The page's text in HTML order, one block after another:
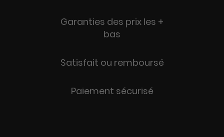
Garanties des prix les +
bas
Satisfait ou remboursé
Paiement sécurisé